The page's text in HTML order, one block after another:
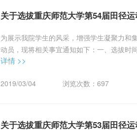
关于选拔重庆师范大学第54届田径
为展示我院学生的风采，增强学生凝聚力和
动员，现将相关事宜通知如下：一、选拔时
沙坪坝校区足球场三、报名要求：1、凡是
详情 >>
2019/03/04 浏览次数： 697
关于选拔重庆师范大学第53届田径